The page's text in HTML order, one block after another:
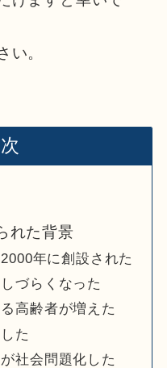
い。
れた背景
年に創設された
づらくなった
高齢者が増えた
た
社会問題化した